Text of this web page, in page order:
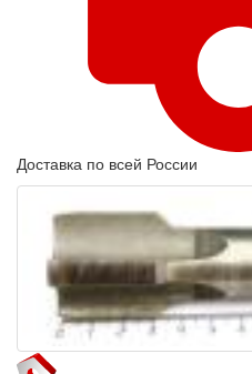
Доставка по всей России